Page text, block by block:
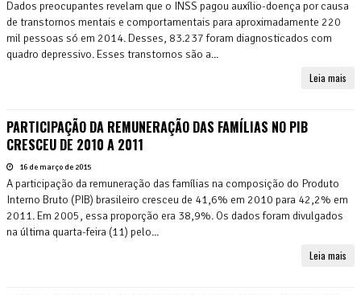
Dados preocupantes revelam que o INSS pagou auxílio-doença por causa
de transtornos mentais e comportamentais para aproximadamente 220
mil pessoas só em 2014. Desses, 83.237 foram diagnosticados com
quadro depressivo. Esses transtornos são a...
Leia mais
PARTICIPAÇÃO DA REMUNERAÇÃO DAS FAMÍLIAS NO PIB
CRESCEU DE 2010 A 2011
16 de março de 2015
A participação da remuneração das famílias na composição do Produto
Interno Bruto (PIB) brasileiro cresceu de 41,6% em 2010 para 42,2% em
2011. Em 2005, essa proporção era 38,9%. Os dados foram divulgados
na última quarta-feira (11) pelo...
Leia mais